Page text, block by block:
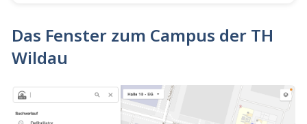
Das Fenster zum Campus der TH
Wildau